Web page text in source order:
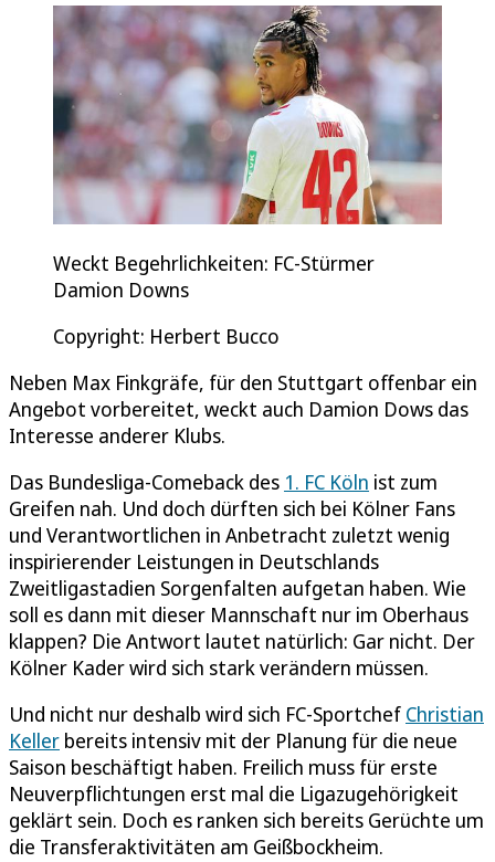
Weckt Begehrlichkeiten: FC-Stürmer
Damion Downs
Copyright: Herbert Bucco
Neben Max Finkgräfe, für den Stuttgart offenbar ein
Angebot vorbereitet, weckt auch Damion Dows das
Interesse anderer Klubs.
Das Bundesliga-Comeback des 1. FC Köln ist zum
Greifen nah. Und doch dürften sich bei Kölner Fans
und Verantwortlichen in Anbetracht zuletzt wenig
inspirierender Leistungen in Deutschlands
Zweitligastadien Sorgenfalten aufgetan haben. Wie
soll es dann mit dieser Mannschaft nur im Oberhaus
klappen? Die Antwort lautet natürlich: Gar nicht. Der
Kölner Kader wird sich stark verändern müssen.
Und nicht nur deshalb wird sich FC-Sportchef Christian
Keller bereits intensiv mit der Planung für die neue
Saison beschäftigt haben. Freilich muss für erste
Neuverpflichtungen erst mal die Ligazugehörigkeit
geklärt sein. Doch es ranken sich bereits Gerüchte um
die Transferaktivitäten am Geißbockheim.